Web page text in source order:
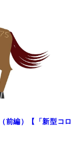
前編）【「新型コロ